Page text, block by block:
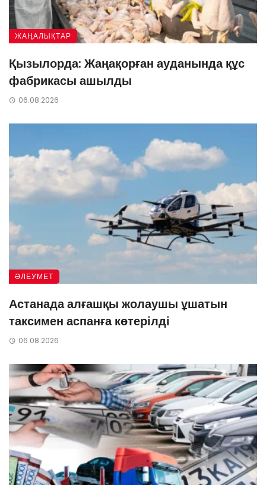
ЖАҢАЛЫҚТАР
Қызылорда: Жаңақорған ауданында құс
фабрикасы ашылды
06.08.2026
ӘЛЕУМЕТ
Астанада алғашқы жолаушы ұшатын
таксимен аспанға көтерілді
06.08.2026